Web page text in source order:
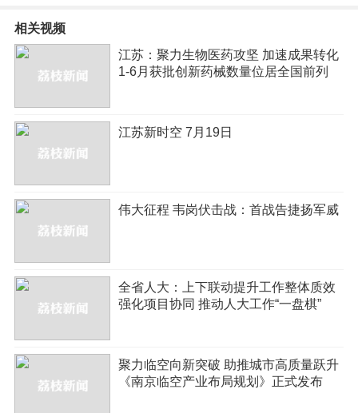
相关视频
江苏：聚力生物医药攻坚 加速成果转化
1-6月获批创新药械数量位居全国前列
江苏新时空 7月19日
伟大征程 韦岗伏击战：首战告捷扬军威
全省人大：上下联动提升工作整体质效
强化项目协同 推动人大工作“一盘棋”
聚力临空向新突破 助推城市高质量跃升
《南京临空产业布局规划》正式发布